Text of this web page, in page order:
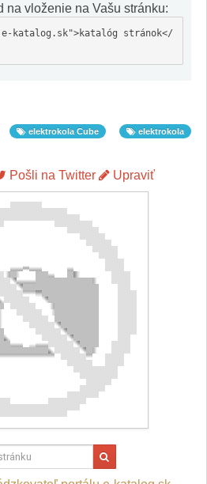
na vloženie na Vašu stránku:
katalog.sk">katalóg stránok</
elektrokola Cube elektrokola
Pošli na Twitter Upraviť